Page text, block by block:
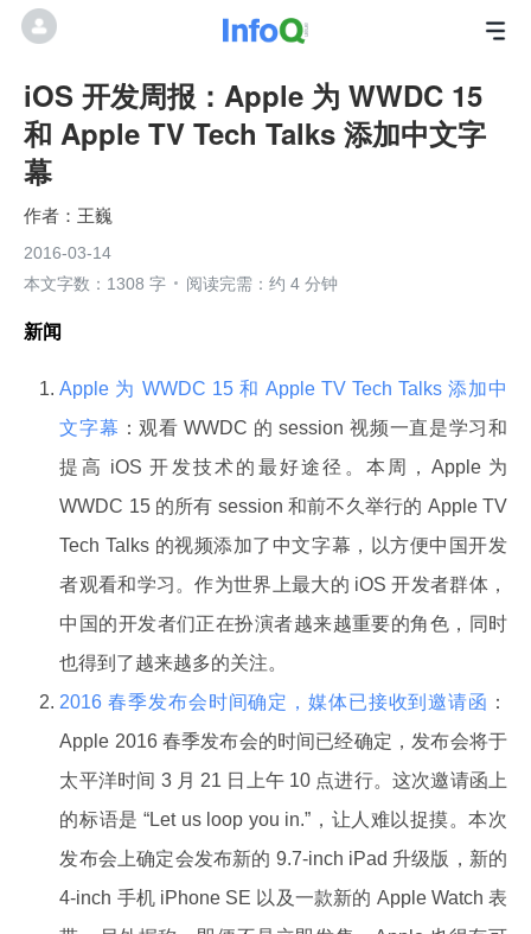
iOS 开发周报：Apple 为 WWDC 15
和 Apple TV Tech Talks 添加中文字
幕
王巍
2016-03-14
本文字数：1308 字
阅读完需：约 4 分钟
新闻
Apple 为 WWDC 15 和 Apple TV Tech Talks 添加中
文字幕 ：观看 WWDC 的 session 视频一直是学习和
提高 iOS 开发技术的最好途径。本周，Apple 为
WWDC 15 的所有 session 和前不久举行的 Apple TV
Tech Talks 的视频添加了中文字幕，以方便中国开发
者观看和学习。作为世界上最大的 iOS 开发者群体，
中国的开发者们正在扮演者越来越重要的角色，同时
也得到了越来越多的关注。
2016 春季发布会时间确定，媒体已接收到邀请函 ：
Apple 2016 春季发布会的时间已经确定，发布会将于
太平洋时间 3 月 21 日上午 10 点进行。这次邀请函上
的标语是 “Let us loop you in.”，让人难以捉摸。本次
发布会上确定会发布新的 9.7-inch iPad 升级版，新的
4-inch 手机 iPhone SE 以及一款新的 Apple Watch 表